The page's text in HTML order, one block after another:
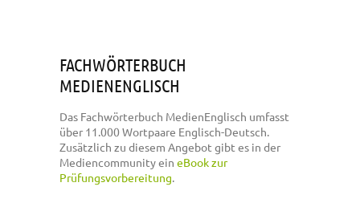
FACHWÖRTERBUCH
MEDIENENGLISCH
Das Fachwörterbuch MedienEnglisch umfasst
über 11.000 Wortpaare Englisch-Deutsch.
Zusätzlich zu diesem Angebot gibt es in der
Mediencommunity ein eBook zur
Prüfungsvorbereitung.